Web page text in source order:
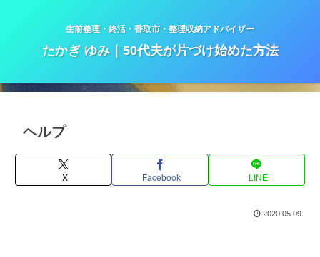
生前整理・終活・香取市・整理収納アドバイザー
たかぎ ゆみ｜50代夫が片づけ始めた方法
ヘルプ
X Facebook LINE
2020.05.09